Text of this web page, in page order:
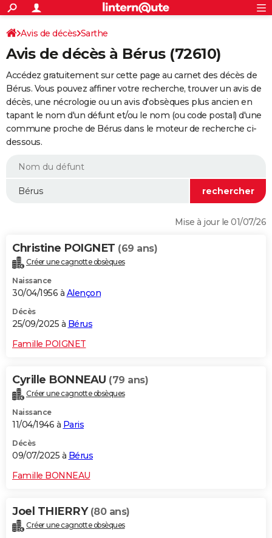
ACTUALITÉS
Politique
Société
Faits Divers
Education
Monde
Villes
+
SPORT
Coupe du monde 2026
Football
Tennis
Cyclisme
Rugby
Forum
Programme TV
TNT
Streaming
Cinéma
Sorties cinéma
Musique
+
FINANCE
Retraite
Epargne
Immobilier
Risques naturels par ville
Assurance
AUTO
Essais
Réserver un essai
Citadines
Berlines
SUV
Forum auto
+
HIGH-TECH
BRICOLAGE
WEEK-END
Alimentation
Guide de la santé
Maladies
Médicaments
Sommeil
VOYAGE
Destinations
City break
Voyage nature
Voyage de noces
Forum
Climat
+PHOTO
GUIDES D'ACHAT
Carte de Noël
Carte Bonne année
Carte Saint-Valentin
Carte Pâques
Carte d'anniversaire
DICTIONNAIRE
Dictionnaire
Biographies
Citations
Expressions
Proverbes
PROGRAMME TV
S'inscrire
Se connecter
Lycées
Collèges
Primaires
Universités
Entreprises
Service militaire
Avis de recherche
AVIS DE DÉCÈS
FORUM
Bricolage
Lifestyle
Culture
Television
Voyage
Avis de décès Sarthe
Avis de décès à Bérus (72610)
Accédez gratuitement sur cette page au carnet des décès de
Bérus. Vous pouvez affiner votre recherche, trouver un avis de
décès, une nécrologie ou un avis d'obsèques plus ancien en
tapant le nom d'un défunt et/ou le nom (ou code postal) d'une
commune proche de Bérus dans le moteur de recherche ci-
dessous.
Mise à jour le 01/07/26
Christine POIGNET (69 ans)
Créer une cagnotte obsèques
Naissance
30/04/1956 à Alençon
Décès
25/09/2025 à Bérus
Famille POIGNET
Cyrille BONNEAU (79 ans)
Créer une cagnotte obsèques
Naissance
11/04/1946 à Paris
Décès
09/07/2025 à Bérus
Famille BONNEAU
Joel THIERRY (80 ans)
Créer une cagnotte obsèques